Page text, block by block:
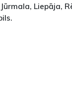
Liepāja,